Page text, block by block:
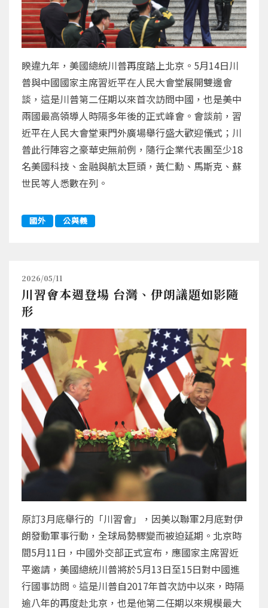
睽違九年，美國總統川普再度踏上北京。5月14日川
普與中國國家主席習近平在人民大會堂展開雙邊會
談，這是川普第二任期以來首次訪問中國，也是美中
兩國最高領導人時隔多年後的正式峰會。會談前，習
近平在人民大會堂東門外廣場舉行盛大歡迎儀式；川
普此行陣容之豪華史無前例，隨行企業代表團至少18
名美國科技、金融與航太巨頭，黃仁勳、馬斯克、蘇
世民等人悉數在列。
國外 公與義
2026/05/11
川習會本週登場 台灣、伊朗議題如影隨
形
原訂3月底舉行的「川習會」，因美以聯軍2月底對伊
朗發動軍事行動，全球局勢驟變而被迫延期。北京時
間5月11日，中國外交部正式宣布，應國家主席習近
平邀請，美國總統川普將於5月13日至15日對中國進
行國事訪問。這是川普自2017年首次訪中以來，時隔
逾八年的再度赴北京，也是他第二任期以來規模最大